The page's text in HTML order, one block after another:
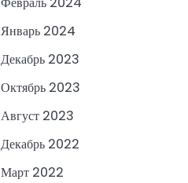
Январь 2024
Декабрь 2023
Октябрь 2023
Август 2023
Декабрь 2022
Март 2022